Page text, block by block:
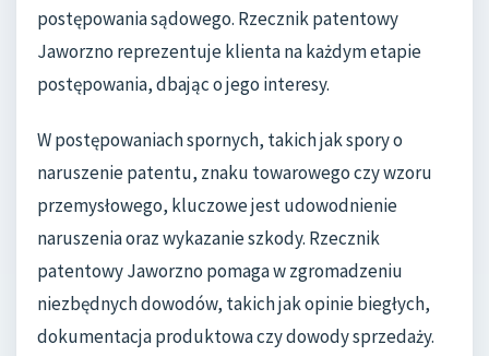
postępowania sądowego. Rzecznik patentowy
Jaworzno reprezentuje klienta na każdym etapie
postępowania, dbając o jego interesy.
W postępowaniach spornych, takich jak spory o
naruszenie patentu, znaku towarowego czy wzoru
przemysłowego, kluczowe jest udowodnienie
naruszenia oraz wykazanie szkody. Rzecznik
patentowy Jaworzno pomaga w zgromadzeniu
niezbędnych dowodów, takich jak opinie biegłych,
dokumentacja produktowa czy dowody sprzedaży.